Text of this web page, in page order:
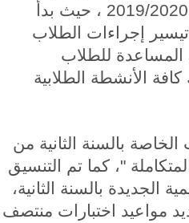
الكلية، استعداداتها لاستقبال الطلاب الجدد للعام الجامعي 2019/2020 ، حيث بدأ
إجراءات الطلاب
المساعدة للطلاب
الأنشطة الطلابية
بالسنة الثانية من
"، كما تم التنسيق
الجديدة بالسنة الثانية،
مواعيد اختبارات منتصف